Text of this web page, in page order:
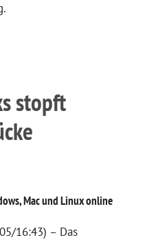
stopft
Mac und Linux online
16:43) – Das